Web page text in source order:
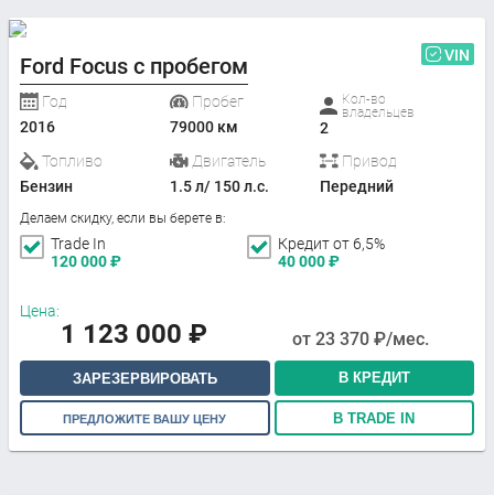
Ford Focus с пробегом VIN
Год
2016
Пробег
79000 км
Кол-во
владельцев
2
Топливо
Бензин
Двигатель
1.5 л/ 150 л.с.
Привод
Передний
Делаем скидку, если вы берете в:
Trade In
120 000₽
Кредит от 6,5%
40 000₽
Цена:
1 123 000 ₽ от 23 370 ₽/мес.
ЗАРЕЗЕРВИРОВАТЬ В КРЕДИТ
ПРЕДЛОЖИТЕ ВАШУ ЦЕНУ В TRADE IN